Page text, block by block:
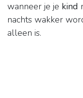
wanneer je je kind
nachts wakker
alleen is.